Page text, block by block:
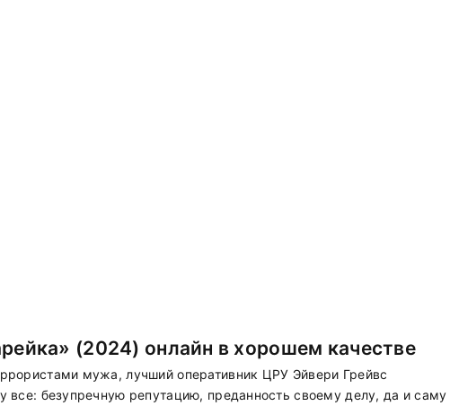
(2024) онлайн в хорошем качестве
мужа, лучший оперативник ЦРУ Эйвери Грейвс
все: безупречную репутацию, преданность своему делу, да и саму